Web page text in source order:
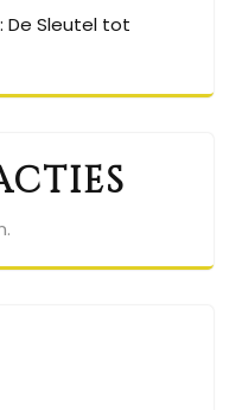
De Sleutel tot